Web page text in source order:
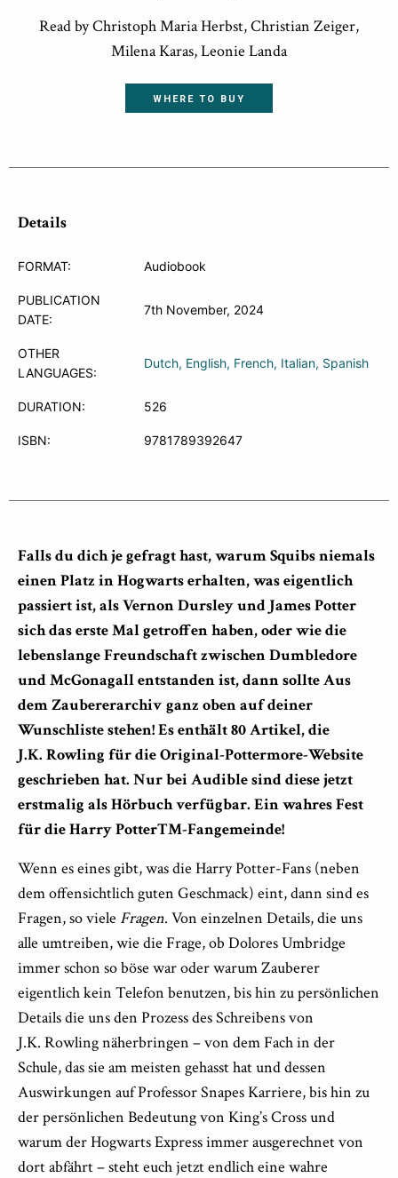
Read by Christoph Maria Herbst, Christian Zeiger,
Milena Karas, Leonie Landa
WHERE TO BUY
Details
FORMAT: Audiobook
PUBLICATION
DATE:
7th November, 2024
OTHER
LANGUAGES:
Dutch English French Italian Spanish
DURATION: 526
ISBN: 9781789392647
Falls du dich je gefragt hast, warum Squibs niemals
einen Platz in Hogwarts erhalten, was eigentlich
passiert ist, als Vernon Dursley und James Potter
sich das erste Mal getroffen haben, oder wie die
lebenslange Freundschaft zwischen Dumbledore
und McGonagall entstanden ist, dann sollte Aus
dem Zaubererarchiv ganz oben auf deiner
Wunschliste stehen! Es enthält 80 Artikel, die
J.K. Rowling für die Original-Pottermore-Website
geschrieben hat. Nur bei Audible sind diese jetzt
erstmalig als Hörbuch verfügbar. Ein wahres Fest
für die Harry PotterTM-Fangemeinde!
Wenn es eines gibt, was die Harry Potter-Fans (neben
dem offensichtlich guten Geschmack) eint, dann sind es
Fragen, so viele Fragen. Von einzelnen Details, die uns
alle umtreiben, wie die Frage, ob Dolores Umbridge
immer schon so böse war oder warum Zauberer
eigentlich kein Telefon benutzen, bis hin zu persönlichen
Details die uns den Prozess des Schreibens von
J.K. Rowling näherbringen – von dem Fach in der
Schule, das sie am meisten gehasst hat und dessen
Auswirkungen auf Professor Snapes Karriere, bis hin zu
der persönlichen Bedeutung von King’s Cross und
warum der Hogwarts Express immer ausgerechnet von
dort abfährt – steht euch jetzt endlich eine wahre